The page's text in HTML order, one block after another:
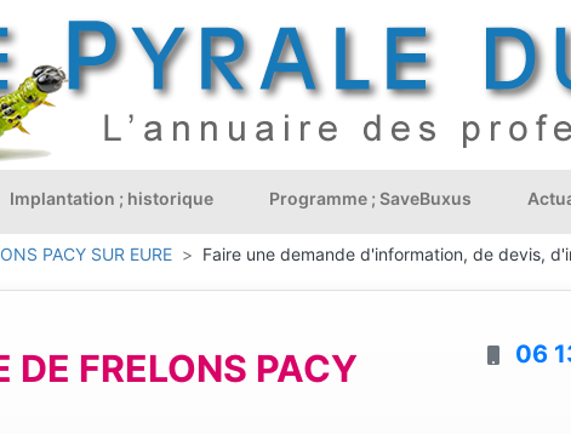
Implantation ; historique Programme ; SaveBuxus
PACY SUR EURE Faire une demande d'information, de devis,
DE FRELONS PACY
06